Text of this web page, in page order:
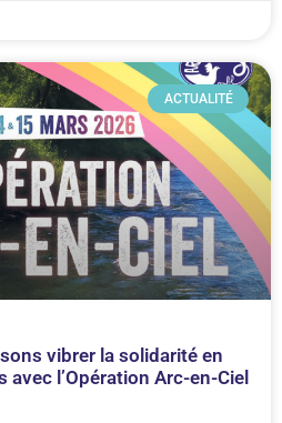
ACTUALITÉ
vibrer la solidarité en
avec l’Opération Arc-en-Ciel